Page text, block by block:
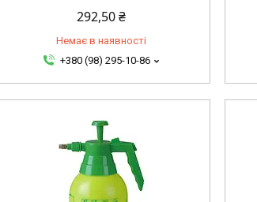
292,50 ₴
Немає в наявності
+380 (98) 295-10-86